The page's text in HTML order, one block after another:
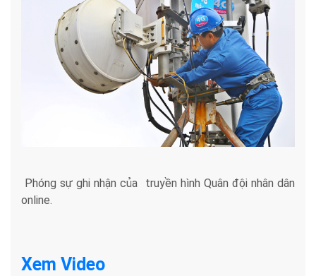
Phóng sự ghi nhận của truyền hình Quân đội nhân dân
online.
Xem Video